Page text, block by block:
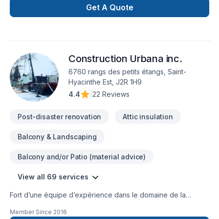
vous aider à mener à bien vos projets.Voyez certaines de
nos réalisations au www.leblond.pro .Au plaisir de vous
Get A Quote
Construction Urbana inc.
6760 rangs des petits étangs, Saint-
Hyacinthe Est, J2R 1H9
4.4
22 Reviews
Post-disaster renovation Attic insulation
Balcony & Landscaping
Balcony and/or Patio (material advice)
View all 69 services
Fort d’une équipe d’expérience dans le domaine de la
exigences. Notre équipe connaît l’importance de l’efficacité
Member Since 2016